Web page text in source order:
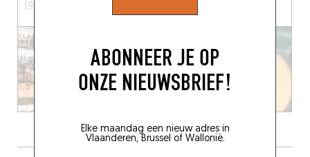
ABONNEER JE OP
ONZE NIEUWSBRIEF!
Elke maandag een nieuw adres in
Vlaanderen, Brussel of Wallonië.
(9000)